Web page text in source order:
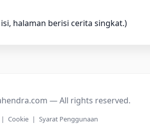
halaman berisi cerita singkat.)
— All rights reserved.
| Cookie | Syarat Penggunaan